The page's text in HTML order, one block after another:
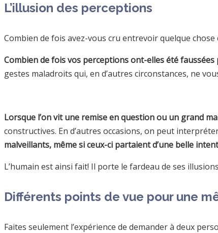
L’illusion des perceptions
Combien de fois avez-vous cru entrevoir quelque
Combien de fois vos perceptions ont-elles été
gestes maladroits qui, en d’autres circonstances, ne
Lorsque l’on vit une remise en question ou un grand
constructives. En d’autres occasions, on peut
malveillants, même si ceux-ci partaient d’une belle
L’humain est ainsi fait! Il porte le fardeau de ses
Différents points de vue pour une
Faites seulement l’expérience de demander à deux